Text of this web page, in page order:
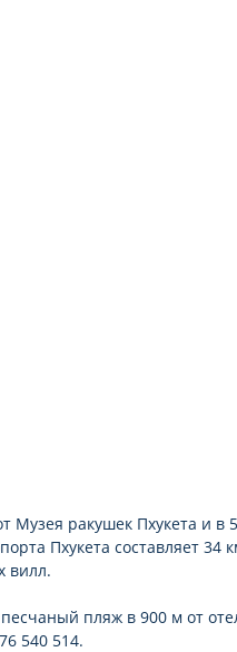
для барбекю
Музея ракушек Пхукета и в
Пхукета составляет 34
вилл.
пляж в 900 м от
540 514.